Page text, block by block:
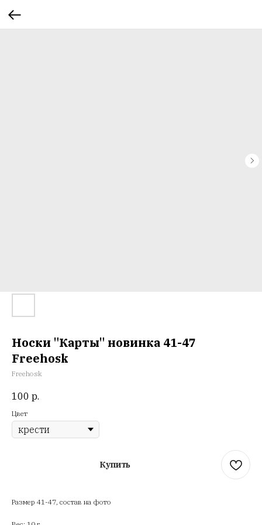
Носки "Карты" новинка 41-47
Freehosk
Freehosk
100 р.
Цвет
Купить
Размер 41-47, состав на фото